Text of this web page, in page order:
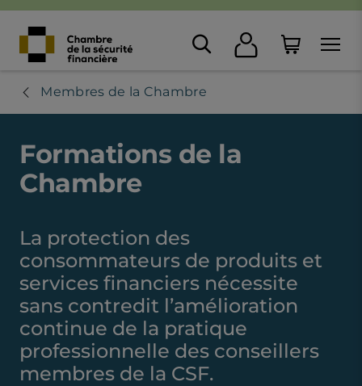
Membres de la Chambre
Formations de la
Chambre
La protection des
consommateurs de produits et
services financiers nécessite
sans contredit l’amélioration
continue de la pratique
professionnelle des conseillers
membres de la CSF.